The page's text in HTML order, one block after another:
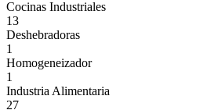
Cocinas Industriales
13
Deshebradoras
1
Homogeneizador
1
Industria Alimentaria
27